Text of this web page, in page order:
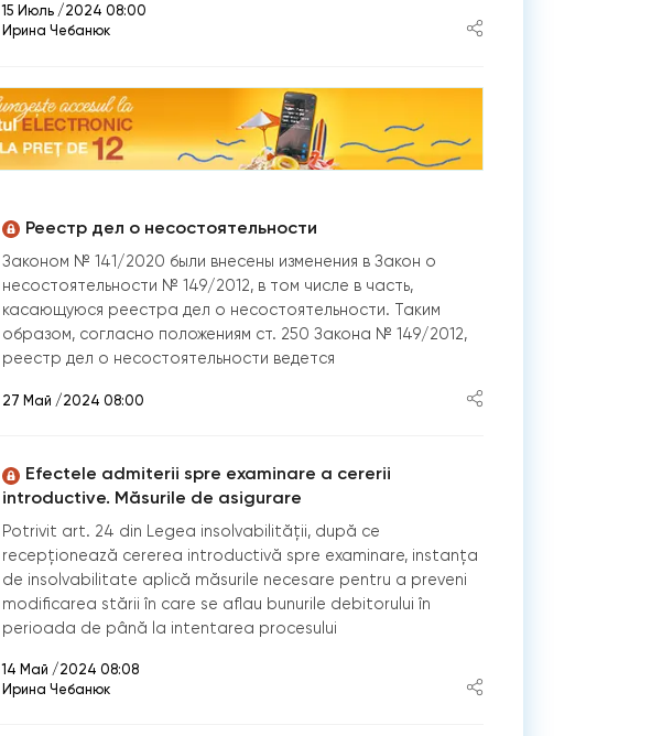
15 Июль /2024 08:00
Ирина Чебанюк
Реестр дел о несостоятельности
Законом № 141/2020 были внесены изменения в Закон о
несостоятельности № 149/2012, в том числе в часть,
касающуюся реестра дел о несостоятельности. Таким
образом, согласно положениям ст. 250 Закона № 149/2012,
реестр дел о несостоятельности ведется
27 Май /2024 08:00
Efectele admiterii spre examinare a cererii
introductive. Măsurile de asigurare
Potrivit art. 24 din Legea insolvabilității, după ce
recepționează cererea introductivă spre examinare, instanţa
de insolvabilitate aplică măsurile necesare pentru a preveni
modificarea stării în care se aflau bunurile debitorului în
perioada de până la intentarea procesului
14 Май /2024 08:08
Ирина Чебанюк